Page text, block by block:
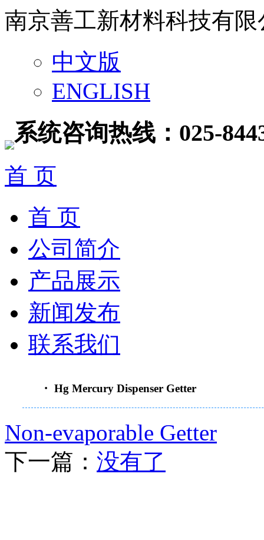
南京善工新材料科技有限
中文版
ENGLISH
系统咨询热线：025-
首 页
首 页
公司简介
产品展示
新闻发布
联系我们
・ Hg Mercury Dispenser Getter
Non-evaporable Getter
下一篇： 没有了